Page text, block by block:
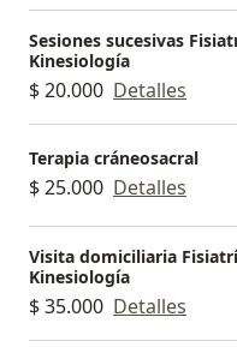
Sesiones sucesivas
Kinesiología
$ 20.000 Detalles
Terapia cráneosacral
$ 25.000 Detalles
Visita domiciliaria
Kinesiología
$ 35.000 Detalles